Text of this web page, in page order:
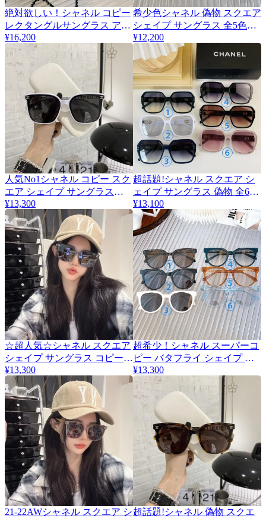
絶対欲しい！シャネル コピー
レクタングルサングラス アイ
ウェア 6色 shf98960
¥16,200
希少色シャネル 偽物 スクエア
シェイプ サングラス 全5色
shq03940
¥12,200
人気No1シャネル コピー スク
エア シェイプ サングラス
shb61965
¥13,300
超話題!シャネル スクエア シ
ェイプ サングラス 偽物 全6色
shf87639
¥13,100
☆超人気☆シャネル スクエア
シェイプ サングラス コピー
shk71483
¥13,300
超希少！シャネル スーパーコ
ピー バタフライ シェイプ サ
ングラス 全6色 shl43989
¥13,300
21-22AWシャネル スクエア シ超話題!シャネル 偽物 スクエ